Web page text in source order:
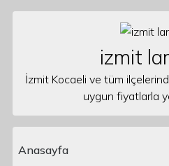
izmit
İzmit Kocaeli ve tüm
uygun fiyatlarla
Anasayfa